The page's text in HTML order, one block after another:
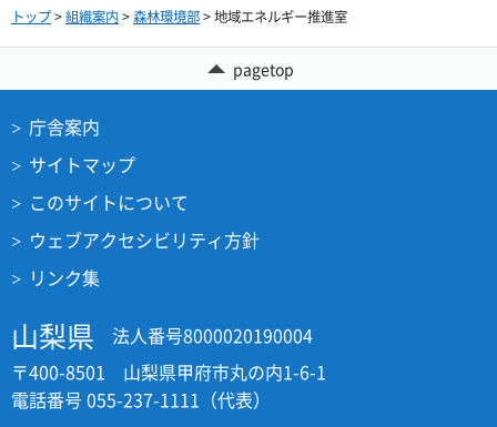
トップ>組織案内>森林環境部> 地域エネルギー推進室
pagetop
庁舎案内
サイトマップ
このサイトについて
ウェブアクセシビリティ方針
リンク集
山梨県
法人番号8000020190004
〒400-8501 山梨県甲府市丸の内1-6-1
電話番号 055-237-1111（代表）